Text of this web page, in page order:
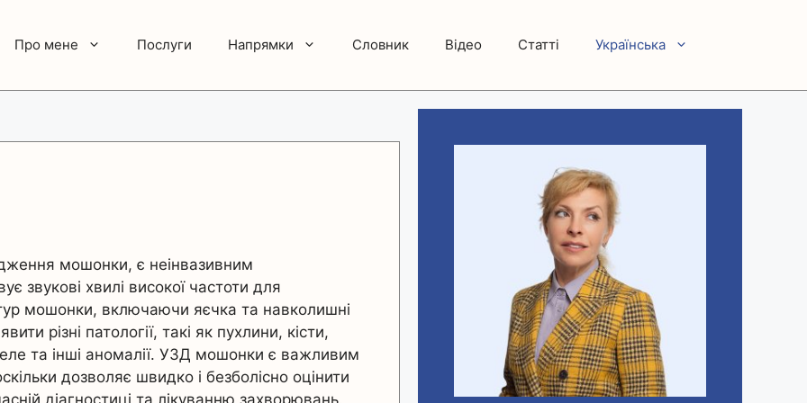
Про мене Послуги Напрямки Словник Відео Статті Українська
мошонки, є неінвазивним
звукові хвилі високої частоти для
мошонки, включаючи яєчка та навколишні
різні патології, такі як пухлини, кісти,
та інші аномалії. УЗД мошонки є важливим
дозволяє швидко і безболісно оцінити
діагностиці та лікуванню захворювань.